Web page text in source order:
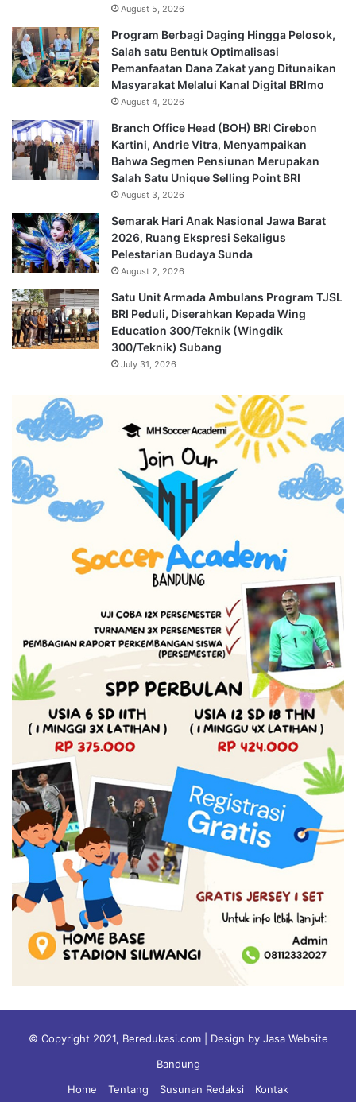
August 5, 2026
Program Berbagi Daging Hingga Pelosok,
Salah satu Bentuk Optimalisasi
Pemanfaatan Dana Zakat yang Ditunaikan
Masyarakat Melalui Kanal Digital BRImo
August 4, 2026
Branch Office Head (BOH) BRI Cirebon
Kartini, Andrie Vitra, Menyampaikan
Bahwa Segmen Pensiunan Merupakan
Salah Satu Unique Selling Point BRI
August 3, 2026
Semarak Hari Anak Nasional Jawa Barat
2026, Ruang Ekspresi Sekaligus
Pelestarian Budaya Sunda
August 2, 2026
Satu Unit Armada Ambulans Program TJSL
BRI Peduli, Diserahkan Kepada Wing
Education 300/Teknik (Wingdik
300/Teknik) Subang
July 31, 2026
© Copyright 2021, Beredukasi.com | Design by Jasa Website
Bandung
Home
Tentang Susunan Redaksi Kontak